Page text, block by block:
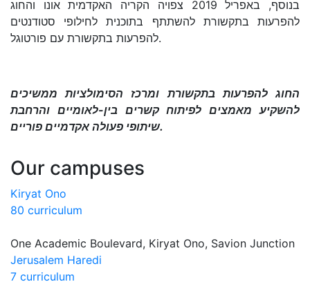
בנוסף, באפריל 2019 צפויה הקריה האקדמית אונו והחוג
להפרעות בתקשורת להשתתף בתוכנית לחילופי סטודנטים
להפרעות בתקשורת עם פורטוגל.
החוג להפרעות בתקשורת ומרכז הסימולציות ממשיכים
להשקיע מאמצים לפיתוח קשרים בין-לאומיים והרחבת
שיתופי פעולה אקדמיים פוריים.
Our campuses
Kiryat Ono
80 curriculum
One Academic Boulevard, Kiryat Ono, Savion Junction
Jerusalem Haredi
7 curriculum